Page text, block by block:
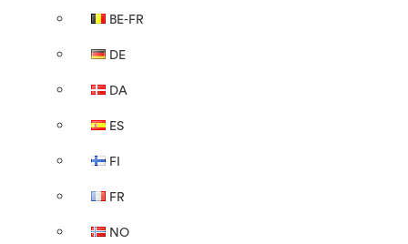
BE-FR
DE
DA
ES
FI
FR
NO